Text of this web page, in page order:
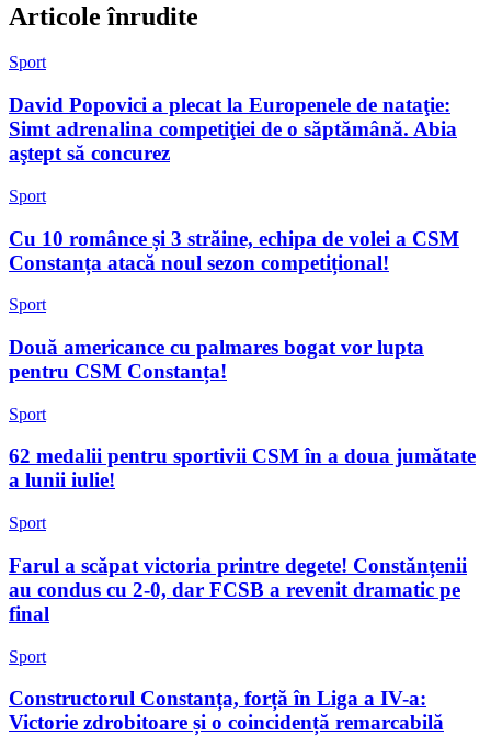
Articole înrudite
Sport
David Popovici a plecat la Europenele de nataţie:
Simt adrenalina competiţiei de o săptămână. Abia
aştept să concurez
Sport
Cu 10 românce și 3 străine, echipa de volei a CSM
Constanța atacă noul sezon competițional!
Sport
Două americance cu palmares bogat vor lupta
pentru CSM Constanța!
Sport
62 medalii pentru sportivii CSM în a doua jumătate
a lunii iulie!
Sport
Farul a scăpat victoria printre degete! Constănțenii
au condus cu 2-0, dar FCSB a revenit dramatic pe
final
Sport
Constructorul Constanța, forță în Liga a IV-a:
Victorie zdrobitoare și o coincidență remarcabilă